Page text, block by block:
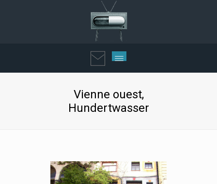
Vienne ouest,
Hundertwasser